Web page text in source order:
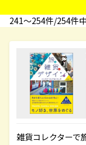
241〜254件/254件
雑貨コレクターで